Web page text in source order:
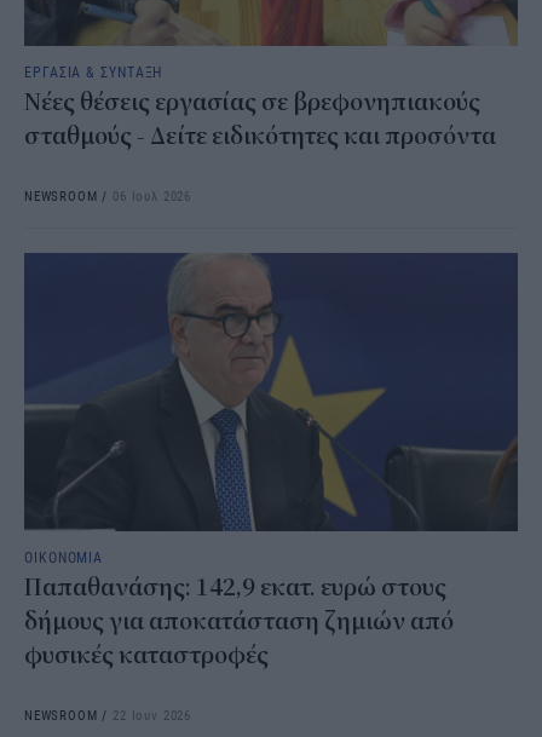
ΕΡΓΑΣΙΑ & ΣΥΝΤΑΞΗ
Νέες θέσεις εργασίας σε βρεφονηπιακούς
σταθμούς - Δείτε ειδικότητες και προσόντα
NEWSROOM / 06 Ιουλ 2026
ΟΙΚΟΝΟΜΙΑ
Παπαθανάσης: 142,9 εκατ. ευρώ στους
δήμους για αποκατάσταση ζημιών από
φυσικές καταστροφές
NEWSROOM / 22 Ιουν 2026